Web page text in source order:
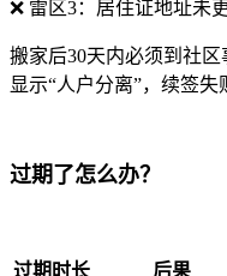
❌ 雷区3：居住证地址未
搬家后30天内必须到社
显示“人户分离”，续签失
过期了怎么办？
过期时长 后果